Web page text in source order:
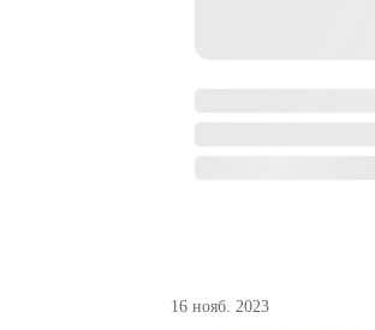
16 нояб. 2023